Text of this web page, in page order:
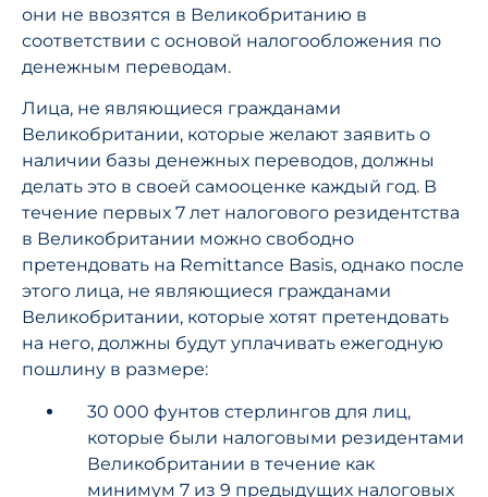
они не ввозятся в Великобританию в
соответствии с основой налогообложения по
денежным переводам.
Лица, не являющиеся гражданами
Великобритании, которые желают заявить о
наличии базы денежных переводов, должны
делать это в своей самооценке каждый год. В
течение первых 7 лет налогового резидентства
в Великобритании можно свободно
претендовать на Remittance Basis, однако после
этого лица, не являющиеся гражданами
Великобритании, которые хотят претендовать
на него, должны будут уплачивать ежегодную
пошлину в размере:
30 000 фунтов стерлингов для лиц,
которые были налоговыми резидентами
Великобритании в течение как
минимум 7 из 9 предыдущих налоговых